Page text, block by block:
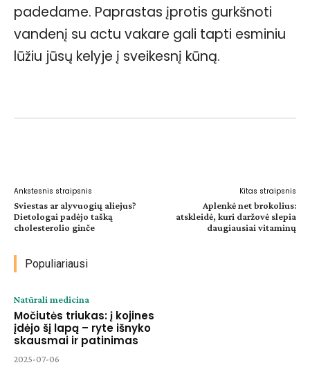
padedame. Paprastas įprotis gurkšnoti
vandenį su actu vakare gali tapti esminiu
lūžiu jūsų kelyje į sveikesnį kūną.
Ankstesnis straipsnis
Sviestas ar alyvuogių aliejus?
Dietologai padėjo tašką
cholesterolio ginče
Kitas straipsnis
Aplenkė net brokolius:
atskleidė, kuri daržovė slepia
daugiausiai vitaminų
Populiariausi
Natūrali medicina
Močiutės triukas: į kojines
įdėjo šį lapą – ryte išnyko
skausmai ir patinimas
2025-07-06